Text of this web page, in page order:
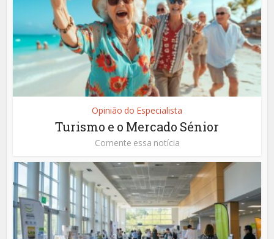
Opinião do Especialista
Turismo e o Mercado Sénior
Comente essa notícia